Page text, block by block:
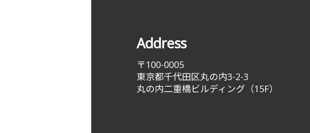
Address
〒100-0005
東京都千代田区丸の内3-2-3
丸の内二重橋ビルディング（15F）